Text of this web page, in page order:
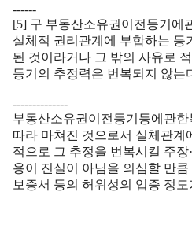
------
[5] 구 부동산소유권이전등기에
실체적 권리관계에 부합하는
된 것이라거나 그 밖의 사유로
등기의 추정력은 번복되지 않는
--------------
부동산소유권이전등기등에관
따라 마쳐진 것으로서 실체관
적으로 그 추정을 번복시킬 주
용이 진실이 아님을 의심할 만
보증서 등의 허위성의 입증 정